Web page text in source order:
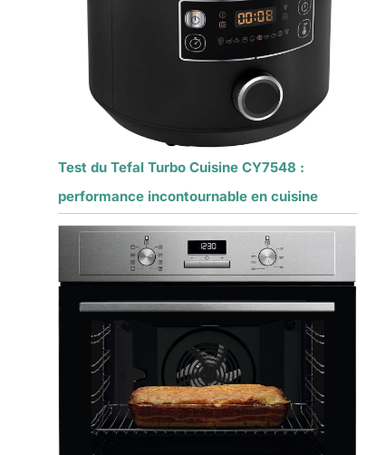
Test du Tefal Turbo Cuisine CY7548 :
performance incontournable en cuisine